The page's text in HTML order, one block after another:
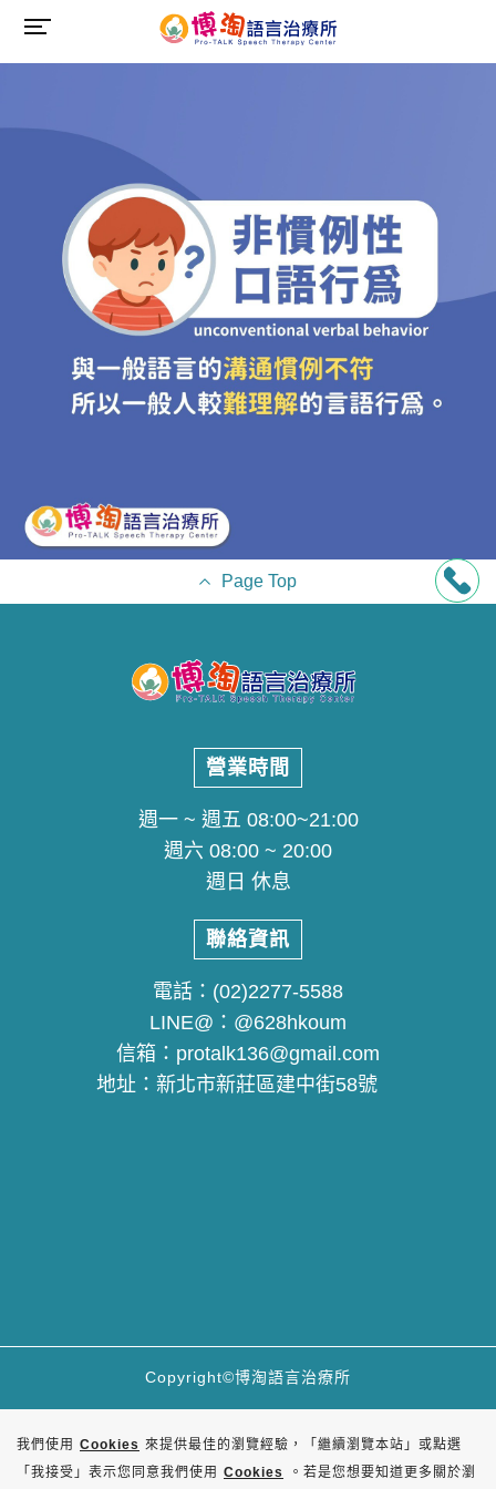
Page Top
營業時間
週一 ~ 週五 08:00~21:00
週六 08:00 ~ 20:00
週日 休息
聯絡資訊
電話： (02)2277-5588
LINE@： @628hkoum
信箱： protalk136@gmail.com
地址： 新北市新莊區建中街58號
Copyright©博淘語言治療所
我們使用 Cookies 來提供最佳的瀏覽經驗，「繼續瀏覽本站」或點選
「我接受」表示您同意我們使用 Cookies 。若是您想要知道更多關於瀏